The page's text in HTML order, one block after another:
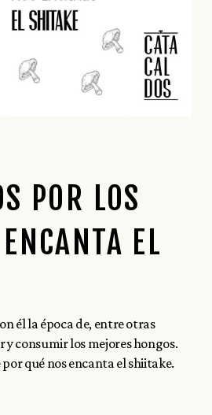
POR LOS
EL
él la época de, entre otras
y consumir los mejores hongos.
qué nos encanta el shiitake.